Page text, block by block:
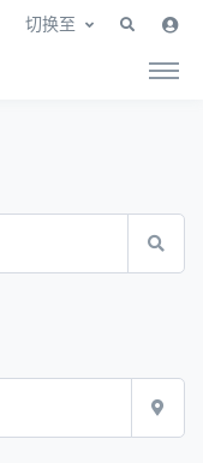
切换至